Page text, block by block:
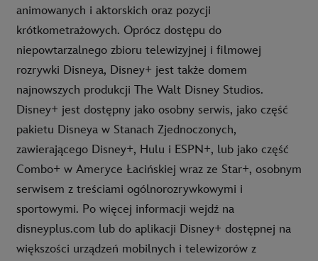
animowanych i aktorskich oraz pozycji
krótkometrażowych. Oprócz dostępu do
niepowtarzalnego zbioru telewizyjnej i filmowej
rozrywki Disneya, Disney+ jest także domem
najnowszych produkcji The Walt Disney Studios.
Disney+ jest dostępny jako osobny serwis, jako część
pakietu Disneya w Stanach Zjednoczonych,
zawierającego Disney+, Hulu i ESPN+, lub jako część
Combo+ w Ameryce Łacińskiej wraz ze Star+, osobnym
serwisem z treściami ogólnorozrywkowymi i
sportowymi. Po więcej informacji wejdź na
disneyplus.com lub do aplikacji Disney+ dostępnej na
większości urządzeń mobilnych i telewizorów z